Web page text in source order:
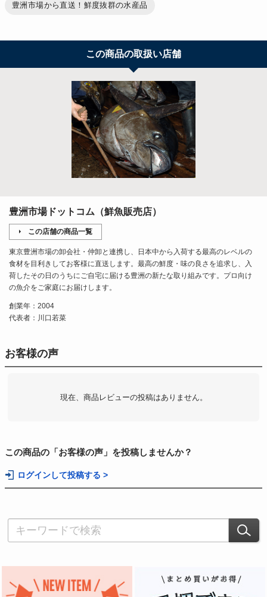
豊洲市場から直送！鮮度抜群の水産品
この商品の取扱い店舗
豊洲市場ドットコム（鮮魚販売店）
この店舗の商品一覧
東京豊洲市場の卸会社・仲卸と連携し、日本中から入荷する最高のレベルの
食材を目利きしてお客様に直送します。最高の鮮度・味の良さを追求し、入
荷したその日のうちにご自宅に届ける豊洲の新たな取り組みです。プロ向け
の魚介をご家庭にお届けします。
創業年：2004
代表者：川口若菜
お客様の声
現在、商品レビューの投稿はありません。
この商品の「お客様の声」を投稿しませんか？
ログインして投稿する >